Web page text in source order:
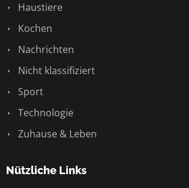
Haustiere
Kochen
Nachrichten
Nicht klassifiziert
Sport
Technologie
Zuhause & Leben
Nützliche Links